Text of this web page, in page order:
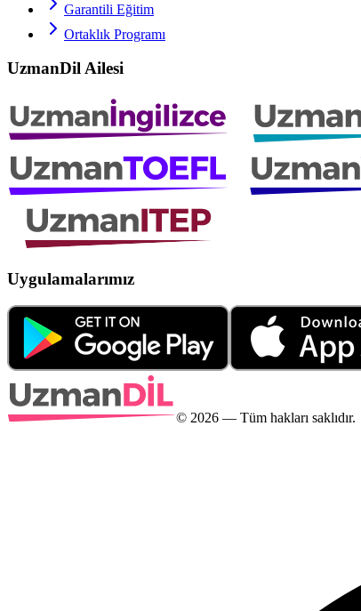
Garantili Eğitim
Ortaklık Programı
UzmanDil Ailesi
Uygulamalarımız
© 2026 — Tüm hakları saklıdır.